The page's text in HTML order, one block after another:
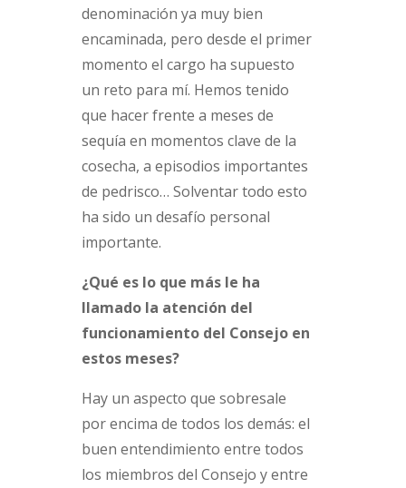
denominación ya muy bien
encaminada, pero desde el primer
momento el cargo ha supuesto
un reto para mí. Hemos tenido
que hacer frente a meses de
sequía en momentos clave de la
cosecha, a episodios importantes
de pedrisco… Solventar todo esto
ha sido un desafío personal
importante.
¿Qué es lo que más le ha
llamado la atención del
funcionamiento del Consejo en
estos meses?
Hay un aspecto que sobresale
por encima de todos los demás: el
buen entendimiento entre todos
los miembros del Consejo y entre